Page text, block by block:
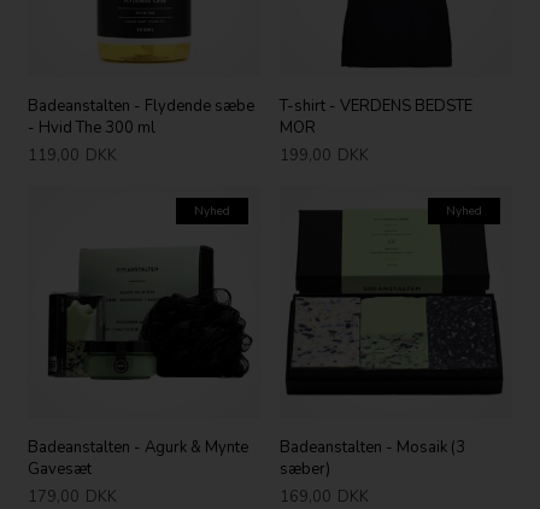
Badeanstalten - Flydende sæbe
- Hvid The 300 ml
119,00 DKK
T-shirt - VERDENS BEDSTE
MOR
199,00 DKK
Nyhed
Badeanstalten - Agurk & Mynte
Gavesæt
179,00 DKK
Nyhed
Badeanstalten - Mosaik (3
sæber)
169,00 DKK